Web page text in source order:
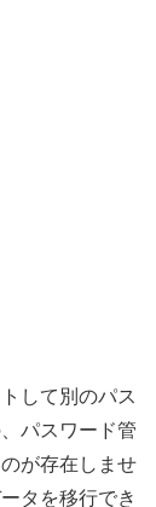
して別のパス
パスワード管
が存在しませ
タを移行でき